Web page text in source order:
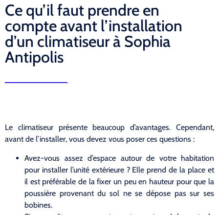
Ce qu’il faut prendre en
compte avant l’installation
d’un climatiseur à Sophia
Antipolis
Le climatiseur présente beaucoup d’avantages. Cependant,
avant de l’installer, vous devez vous poser ces questions :
Avez-vous assez d’espace autour de votre habitation
pour installer l’unité extérieure ? Elle prend de la place et
il est préférable de la fixer un peu en hauteur pour que la
poussière provenant du sol ne se dépose pas sur ses
bobines.